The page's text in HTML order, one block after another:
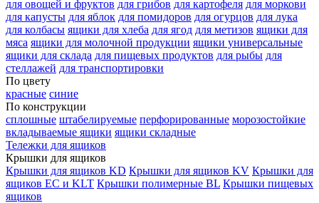
для овощей и фруктов для грибов для картофеля для моркови
для капусты для яблок для помидоров для огурцов для лука
для колбасы ящики для хлеба для ягод для метизов ящики для
мяса ящики для молочной продукции ящики универсальные
ящики для склада для пищевых продуктов для рыбы для
стеллажей для транспортировки
По цвету
красные синие
По конструкции
сплошные штабелируемые перфорированные морозостойкие
вкладываемые ящики ящики складные
Тележки для ящиков
Крышки для ящиков
Крышки для ящиков KD Крышки для ящиков KV Крышки для
ящиков EC и KLT Крышки полимерные BL Крышки пищевых
ящиков